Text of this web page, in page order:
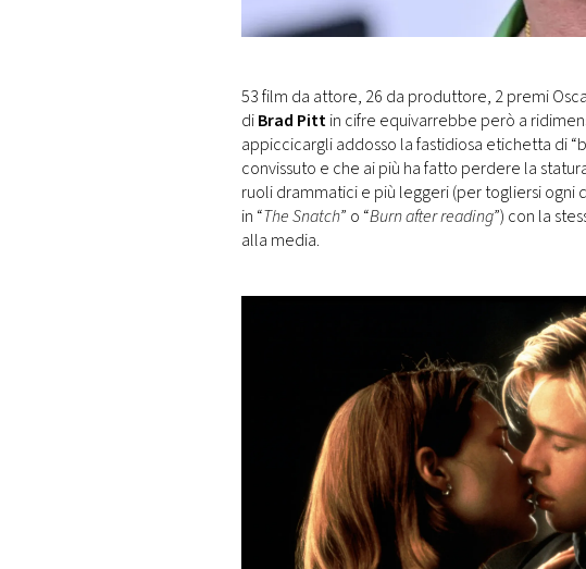
MONACO
RMC
CONSIGLIA
53 film da attore, 26 da produttore, 2 premi
diBrad Pittin cifre equivarrebbe però a
appiccicargli addosso la fastidiosa etichetta di
convissuto e che ai più ha fatto perdere la
ruoli drammatici e più leggeri (per togliersi
in “The Snatch” o “Burn after reading”) con la
alla media.